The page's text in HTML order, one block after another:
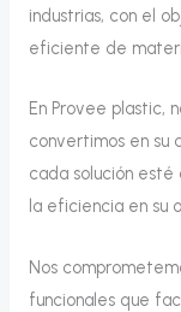
industrias, con el
eficiente de
En Provee plastic,
convertimos en su
cada solución
la eficiencia en su
Nos
funcionales que